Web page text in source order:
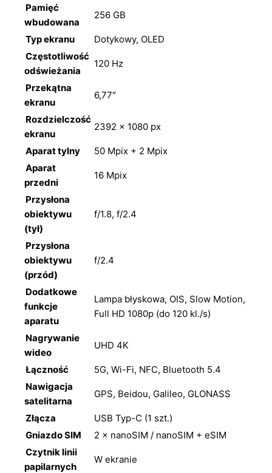
Pamięć
wbudowana
256 GB
Typ ekranu
Dotykowy, OLED
Częstotliwość
odświeżania
120 Hz
Przekątna
ekranu
6,77″
Rozdzielczość
ekranu
2392 × 1080 px
Aparat tylny
50 Mpix + 2 Mpix
Aparat
przedni
16 Mpix
Przysłona
obiektywu
(tył)
f/1.8, f/2.4
Przysłona
obiektywu
(przód)
f/2.4
Dodatkowe
funkcje
aparatu
Lampa błyskowa, OIS, Slow Motion,
Full HD 1080p (do 120 kl./s)
Nagrywanie
wideo
UHD 4K
Łączność
5G, Wi-Fi, NFC, Bluetooth 5.4
Nawigacja
satelitarna
GPS, Beidou, Galileo, GLONASS
Złącza
USB Typ-C (1 szt.)
Gniazdo SIM
2 × nanoSIM / nanoSIM + eSIM
Czytnik linii
papilarnych
W ekranie